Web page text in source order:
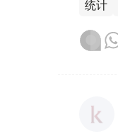
统计